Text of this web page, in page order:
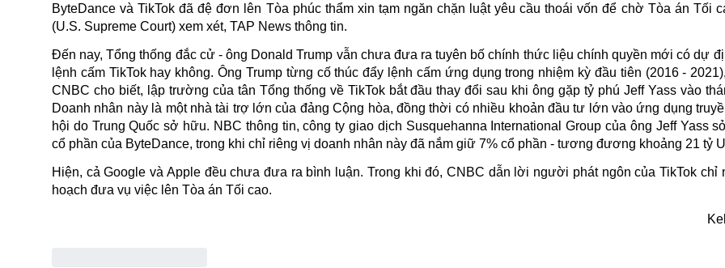
ByteDance và TikTokđã đệ đơn lên Tòa phúc thẩm xin tạm ngăn chặn luật yêu cầu thoái vốn để chờ Tòa án Tối
(U.S. Supreme Court) xem xét, TAP News thông tin.
Đến nay, Tổng thống đắc cử - ông Donald Trump vẫn chưa đưa ra tuyên bố chính thức liệu chính quyền mới có dự
lệnh cấm TikTok hay không. Ông Trump từng cố thúc đẩy lệnh cấm ứng dụng trong nhiệm kỳ đầu tiên (2016 -
CNBC cho biết, lập trường của tân Tổng thống về TikTok bắt đầu thay đổi sau khi ông gặp tỷ phú Jeff Yass vào
Doanh nhân này là một nhà tài trợ lớn của đảng Cộng hòa, đồng thời có nhiều khoản đầu tư lớn vào ứng dụng
hội do Trung Quốc sở hữu. NBC thông tin, công ty giao dịch Susquehanna International Group của ông Jeff Yass
cổ phần của ByteDance, trong khi chỉ riêng vị doanh nhân này đã nắm giữ 7% cổ phần - tương đương khoảng 21 tỷ
Hiện, cả Google và Apple đều chưa đưa ra bình luận. Trong khi đó, CNBC dẫn lời người phát ngôn của TikTok chỉ
hoạch đưa vụ việc lên Tòa án Tối cao.